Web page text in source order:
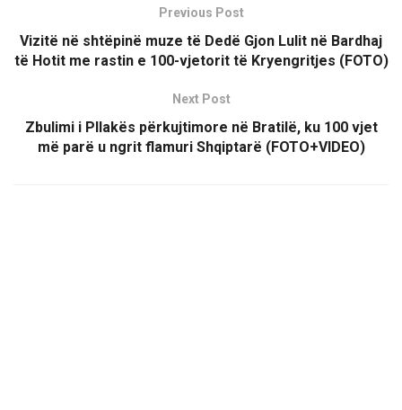
Previous Post
Vizitë në shtëpinë muze të Dedë Gjon Lulit në Bardhaj
të Hotit me rastin e 100-vjetorit të Kryengritjes (FOTO)
Next Post
Zbulimi i Pllakës përkujtimore në Bratilë, ku 100 vjet
më parë u ngrit flamuri Shqiptarë (FOTO+VIDEO)